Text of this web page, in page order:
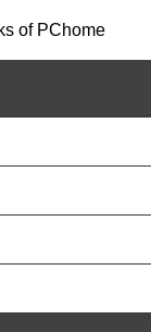
of PChome